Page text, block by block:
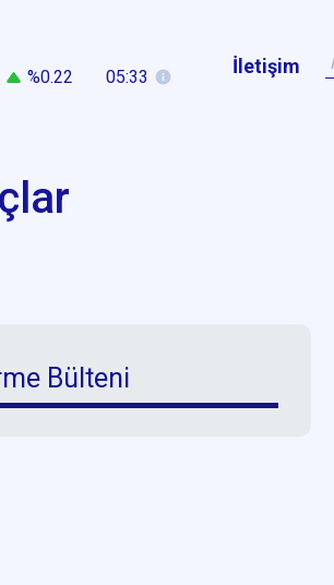
%0.22 05:33 İletişim
Bülteni